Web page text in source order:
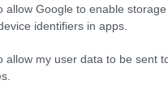
allow Google to enable
identifiers in apps.
allow my user data to be sent